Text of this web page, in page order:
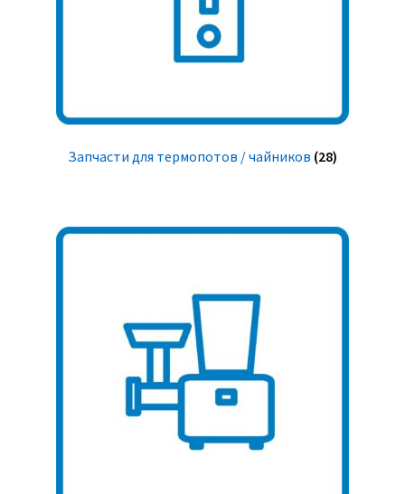
Запчасти для термопотов / чайников (28)